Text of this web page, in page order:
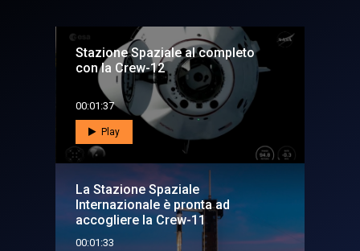
Stazione Spaziale al completo
con la Crew-12
00:01:37
Play
La Stazione Spaziale
Internazionale è pronta ad
accogliere la Crew-11
00:01:33